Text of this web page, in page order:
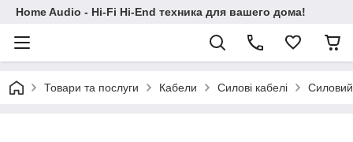
Home Audio - Hi-Fi Hi-End техника для вашего дома!
Товари та послуги Кабели Силові кабелі